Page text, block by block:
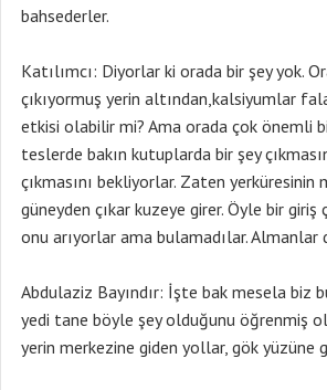
bahsederler.
Katılımcı: Diyorlar ki orada bir şey yok.
çıkıyormuş yerin altından,kalsiyumlar
etkisi olabilir mi? Ama orada çok önemli
teslerde bakın kutuplarda bir şey
çıkmasını bekliyorlar. Zaten yerküresinin
güneyden çıkar kuzeye girer. Öyle bir giriş
onu arıyorlar ama bulamadılar. Almanlar
Abdulaziz Bayındır: İşte bak mesela biz
yedi tane böyle şey olduğunu öğrenmiş
yerin merkezine giden yollar, gök yüzüne